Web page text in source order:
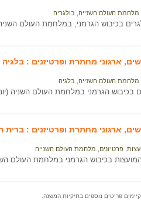
מלחמת העולם השנייה בולגריה
הגרמני, במלחמת העולם השניה (יולי 1942 עד
ארגוני מחתרת ופרטיזנים : בלגיה
מלחמת העולם השנייה בלגיה
הגרמני במלחמת העולם השניה (יוני 1943 עד ספטמבר
ארגוני מחתרת ופרטיזנים : ברית
פרטיזנים מלחמת העולם השנייה
בכיבוש הגרמני במלחמת העולם השניה (יוני 1941 עד